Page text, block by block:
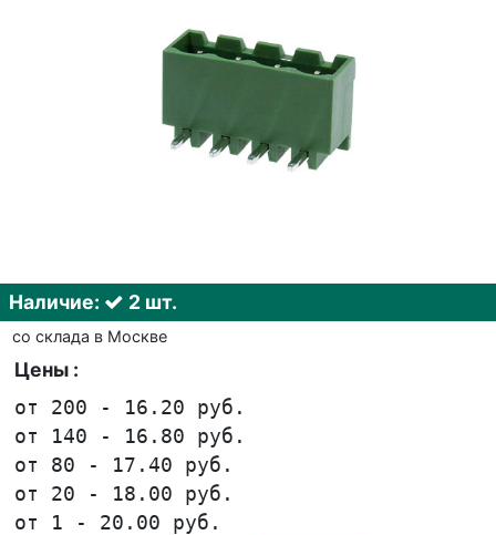
Наличие: 2 шт.
со склада в Москве
Цены :
от 200 - 16.20 руб.
от 140 - 16.80 руб.
от 80 - 17.40 руб.
от 20 - 18.00 руб.
от 1 - 20.00 руб.